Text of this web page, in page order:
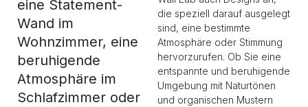
eine Statement-
Wand im
Wohnzimmer, eine
beruhigende
Atmosphäre im
Schlafzimmer oder
die speziell darauf ausgelegt
sind, eine bestimmte
Atmosphäre oder Stimmung
hervorzurufen. Ob Sie eine
entspannte und beruhigende
Umgebung mit Naturtönen
und organischen Mustern